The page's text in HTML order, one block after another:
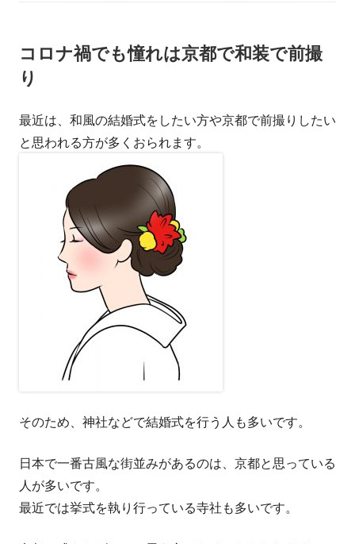
ー
コロナ禍でも憧れは京都で和装で前撮
り
最近は、和風の結婚式をしたい方や京都で前撮りしたい
と思われる方が多くおられます。
そのため、神社などで結婚式を行う人も多いです。
日本で一番古風な街並みがあるのは、京都と思っている
人が多いです。
最近では挙式を執り行っている寺社も多いです。